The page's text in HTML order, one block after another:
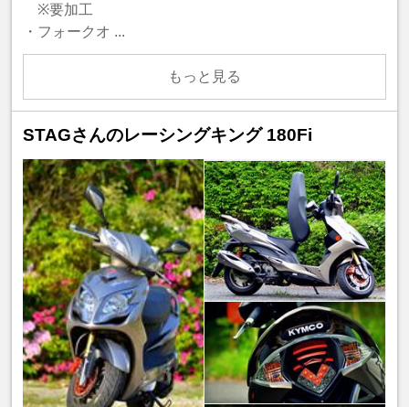
※要加工
・フォークオ ...
もっと見る
STAGさんのレーシングキング 180Fi